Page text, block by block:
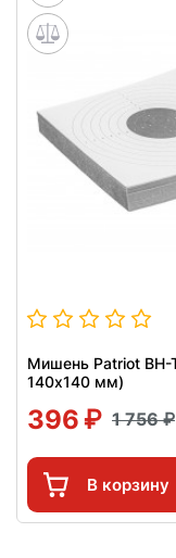
Мишень Patriot BH-
140x140 мм)
396 1 756
В корзину